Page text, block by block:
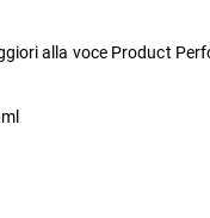
alla voce Product